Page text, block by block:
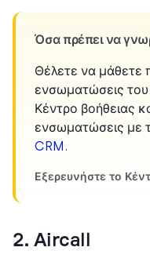
Όσα πρέπει να
Θέλετε να μάθετε
ενσωματώσεις
Κέντρο βοήθειας
ενσωματώσεις με
CRM.
Εξερευνήστε το
2. Aircall